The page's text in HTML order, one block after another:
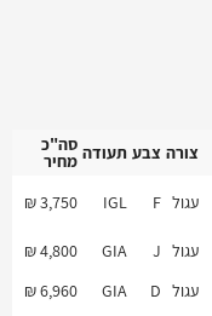
צורה צבע תעודה סה"כ
מחיר
מחיר עגול F
IGL
3,750 ₪
עגול J
GIA
4,800 ₪
עגול D
GIA
6,960 ₪